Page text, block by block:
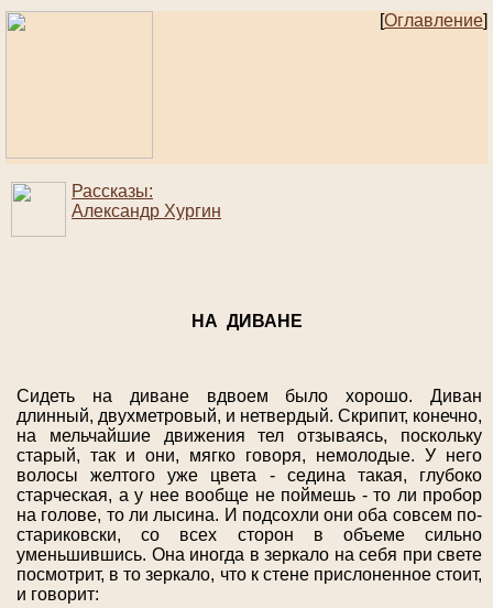
[Оглавление]
Рассказы:
Александр Хургин
НА ДИВАНЕ
Сидеть на диване вдвоем было хорошо. Диван
длинный, двухметровый, и нетвердый. Скрипит, конечно,
на мельчайшие движения тел отзываясь, поскольку
старый, так и они, мягко говоря, немолодые. У него
волосы желтого уже цвета - седина такая, глубоко
старческая, а у нее вообще не поймешь - то ли пробор
на голове, то ли лысина. И подсохли они оба совсем по-
стариковски, со всех сторон в объеме сильно
уменьшившись. Она иногда в зеркало на себя при свете
посмотрит, в то зеркало, что к стене прислоненное стоит,
и говорит: